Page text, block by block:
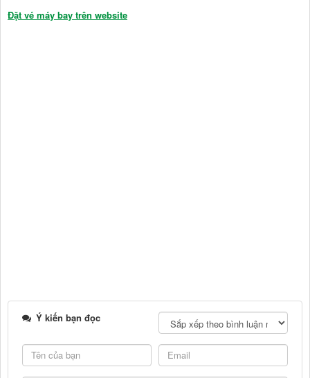
Đặt vé máy bay trên website
Ý kiến bạn đọc